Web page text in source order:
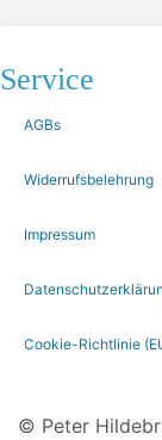
Service
AGBs
Widerrufsbelehrung
Impressum
Cookie-Richtlinie
© Peter